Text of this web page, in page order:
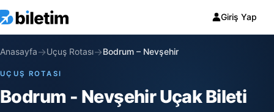
Giriş Yap
Anasayfa→Uçuş Rotası→Bodrum – Nevşehir
UÇUŞ ROTASI
Bodrum - Nevşehir Uçak Bileti